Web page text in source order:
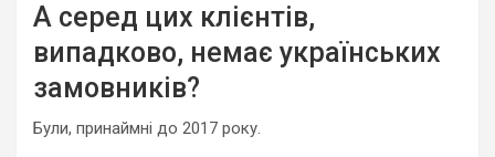
А серед цих клієнтів,
випадково, немає українських
замовників?
Були, принаймні до 2017 року.